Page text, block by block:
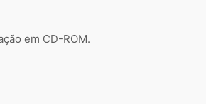
em CD-ROM.